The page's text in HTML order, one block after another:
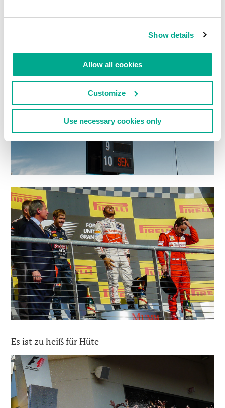
Show details
Allow all cookies
Customize
Use necessary cookies only
Es ist zu heiß für Hüte